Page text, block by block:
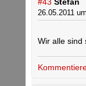
26.05.2011
Wir alle sind